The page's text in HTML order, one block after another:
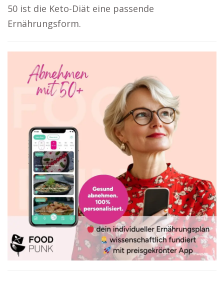
50 ist die Keto-Diät eine passende
Ernährungsform.